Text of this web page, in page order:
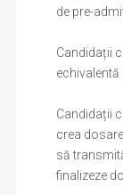
de pre-
Candidații
Candidații
crea
să
finalizeze